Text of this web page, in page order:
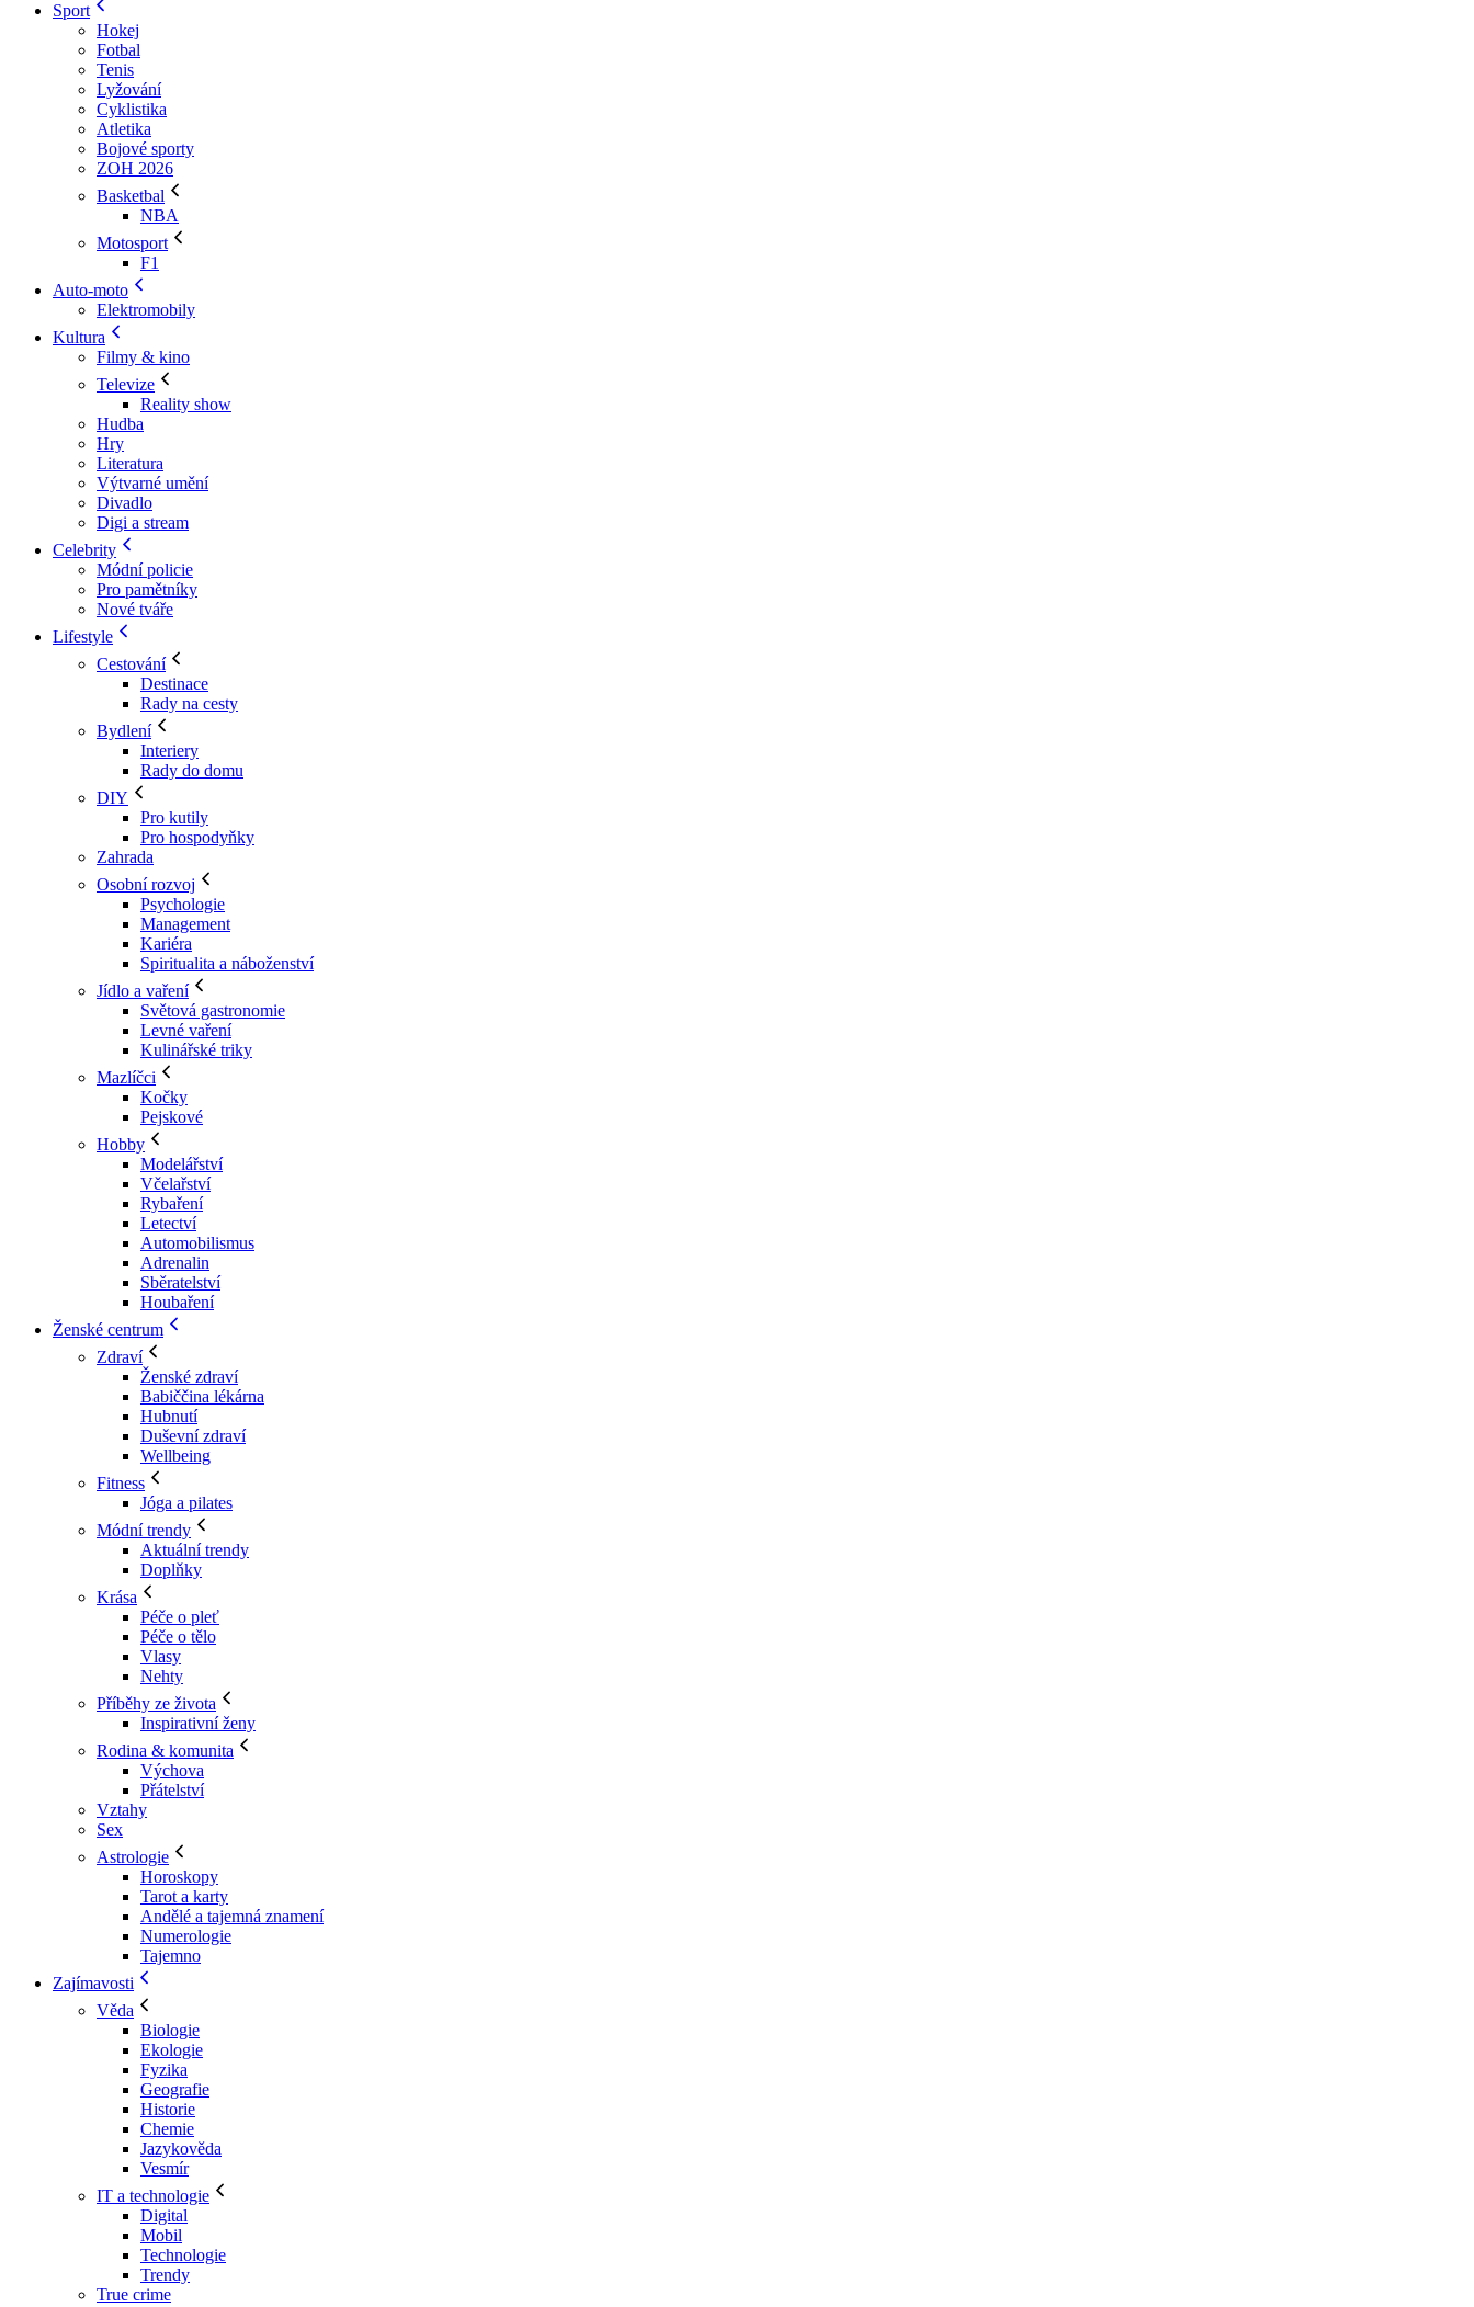
Sport
Hokej
Fotbal
Tenis
Lyžování
Cyklistika
Atletika
Bojové sporty
ZOH 2026
Basketbal
NBA
Motosport
F1
Auto-moto
Elektromobily
Kultura
Filmy & kino
Televize
Reality show
Hudba
Hry
Literatura
Výtvarné umění
Divadlo
Digi a stream
Celebrity
Módní policie
Pro pamětníky
Nové tváře
Lifestyle
Cestování
Destinace
Rady na cesty
Bydlení
Interiery
Rady do domu
DIY
Pro kutily
Pro hospodyňky
Zahrada
Osobní rozvoj
Psychologie
Management
Kariéra
Spiritualita a náboženství
Jídlo a vaření
Světová gastronomie
Levné vaření
Kulinářské triky
Mazlíčci
Kočky
Pejskové
Hobby
Modelářství
Včelařství
Rybaření
Letectví
Automobilismus
Adrenalin
Sběratelství
Houbaření
Ženské centrum
Zdraví
Ženské zdraví
Babiččina lékárna
Hubnutí
Duševní zdraví
Wellbeing
Fitness
Jóga a pilates
Módní trendy
Aktuální trendy
Doplňky
Krása
Péče o pleť
Péče o tělo
Vlasy
Nehty
Příběhy ze života
Inspirativní ženy
Rodina & komunita
Výchova
Přátelství
Vztahy
Sex
Astrologie
Horoskopy
Tarot a karty
Andělé a tajemná znamení
Numerologie
Tajemno
Zajímavosti
Věda
Biologie
Ekologie
Fyzika
Geografie
Historie
Chemie
Jazykověda
Vesmír
IT a technologie
Digital
Mobil
Technologie
Trendy
True crime